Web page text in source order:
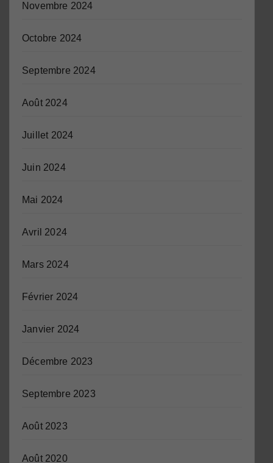
Novembre 2024
Octobre 2024
Septembre 2024
Août 2024
Juillet 2024
Juin 2024
Mai 2024
Avril 2024
Mars 2024
Février 2024
Janvier 2024
Décembre 2023
Septembre 2023
Août 2023
Août 2020